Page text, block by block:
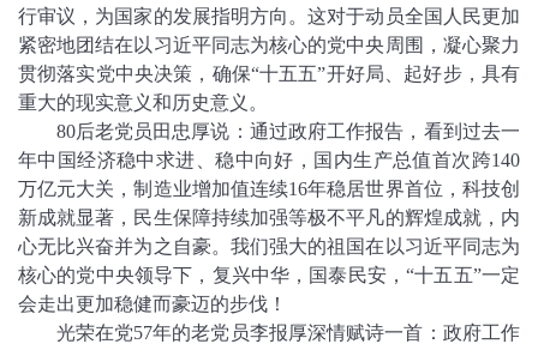
行审议，为国家的发展指明方向。这对于动员全国人民更加
紧密地团结在以习近平同志为核心的党中央周围，凝心聚力
贯彻落实党中央决策，确保“十五五”开好局、起好步，具有
重大的现实意义和历史意义。
80后老党员田忠厚说：通过政府工作报告，看到过去一
年中国经济稳中求进、稳中向好，国内生产总值首次跨140
万亿元大关，制造业增加值连续16年稳居世界首位，科技创
新成就显著，民生保障持续加强等极不平凡的辉煌成就，内
心无比兴奋并为之自豪。我们强大的祖国在以习近平同志为
核心的党中央领导下，复兴中华，国泰民安，“十五五”一定
会走出更加稳健而豪迈的步伐！
光荣在党57年的老党员李报厚深情赋诗一首：政府工作